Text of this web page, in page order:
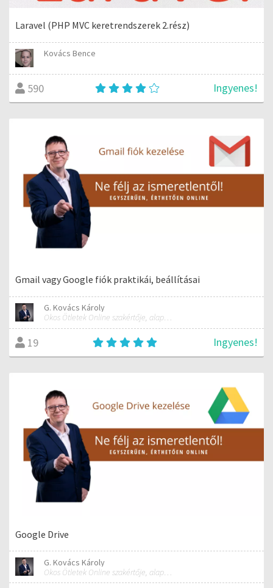
Laravel (PHP MVC keretrendszerek 2.rész)
Kovács Bence
590 Ingyenes!
Gmail vagy Google fiók praktikái, beállításai
G. Kovács Károly
Okos Ötletek Online szakértője, alapítója
19 Ingyenes!
Google Drive
G. Kovács Károly